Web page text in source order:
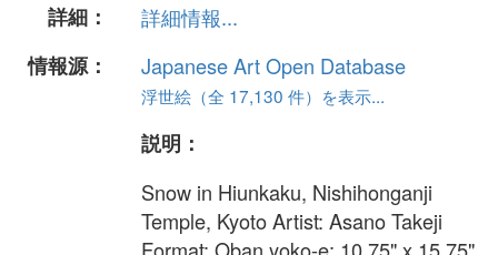
詳細：
詳細情報...
情報源：
Japanese Art Open Database
浮世絵（全 17,130 件）を表示...
説明：
Snow in Hiunkaku, Nishihonganji
Temple, Kyoto Artist: Asano Takeji